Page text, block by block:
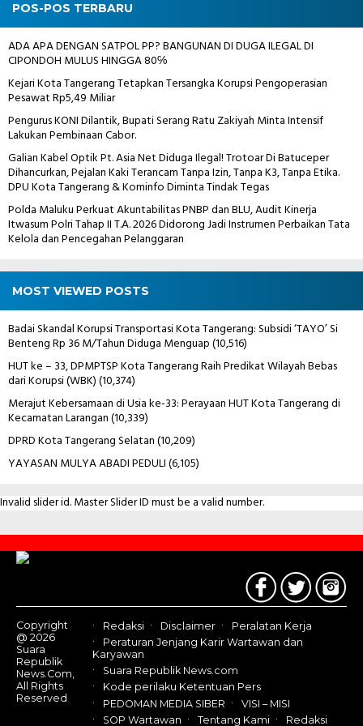
POS-POS TERBARU
ADA APA DENGAN SATPOL PP? BANGUNAN DI DUGA ILEGAL DI
CIPONDOH MULUS HINGGA 80℅
Kejari Kota Tangerang Tetapkan Tersangka Korupsi Pengoperasian
Pesawat Rp5,49 Miliar
Pengurus KONI Dilantik, Bupati Serang Ratu Zakiyah Minta Intensif
Lakukan Pembinaan Cabor.
Galian Kabel Optik Pt. Asia Net Diduga Ilegal! Trotoar Di Batuceper
Dihancurkan, Pejalan Kaki Terancam Tanpa Izin, Tanpa K3, Tanpa Etika.
DPU Kota Tangerang & Kominfo Diminta Tindak Tegas
Polda Maluku Perkuat Akuntabilitas PNBP dan BLU, Audit Kinerja
Itwasum Polri Tahap II T.A. 2026 Didorong Jadi Instrumen Perbaikan Tata
Kelola dan Pencegahan Pelanggaran
MOST VIEWED POSTS
Badai Skandal Korupsi Transportasi Kota Tangerang: Subsidi ‘TAYO’ Si
Benteng Rp 36 M/Tahun Diduga Menguap(10,516)
HUT ke – 33, DPMPTSP Kota Tangerang Raih Predikat Wilayah Bebas
dari Korupsi (WBK)(10,374)
Merajut Kebersamaan di Usia ke-33: Perayaan HUT Kota Tangerang di
Kecamatan Larangan(10,339)
DPRD Kota Tangerang Selatan(10,209)
YAYASAN MULYA ABADI PEDULI(6,105)
Invalid slider id. Master Slider ID must be a valid number.
Contact
Us
Copyright
@ 2026
Suara
Republik
News.Com,
All Rights
Reserved
Redaksi Disclaimer
Peralatan Kerja
Peraturan Jenjang Karir Wartawan dan
Karyawan
Suara Republik News.com
Kode perilaku Ketentuan Pers
PEDOMAN MEDIA SIBER
VISI – MISI
SOP Wartawan
Tentang Kami Redaksi